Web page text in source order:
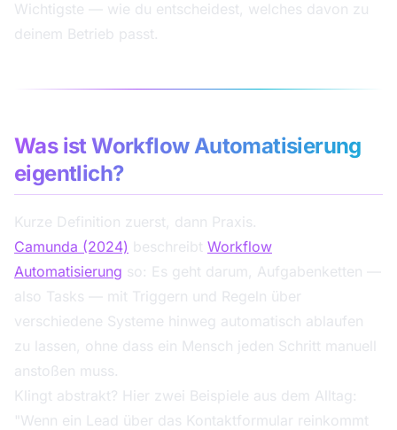
Wichtigste — wie du entscheidest, welches davon zu
deinem Betrieb passt.
Was ist Workflow Automatisierung
eigentlich?
Kurze Definition zuerst, dann Praxis.
Camunda (2024) beschreibt Workflow
Automatisierung so: Es geht darum, Aufgabenketten —
also Tasks — mit Triggern und Regeln über
verschiedene Systeme hinweg automatisch ablaufen
zu lassen, ohne dass ein Mensch jeden Schritt manuell
anstoßen muss.
Klingt abstrakt? Hier zwei Beispiele aus dem Alltag:
"Wenn ein Lead über das Kontaktformular reinkommt